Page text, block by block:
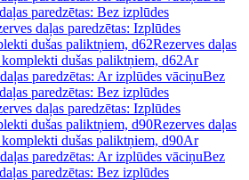
paredzētas: Bez izplūdes
daļas paredzētas: Izplūdes
dušas paliktņiem, d62Rezerves daļas
dušas paliktņiem, d62Ar
paredzētas: Ar izplūdes vāciņuBez
paredzētas: Bez izplūdes
daļas paredzētas: Izplūdes
dušas paliktņiem, d90Rezerves daļas
dušas paliktņiem, d90Ar
paredzētas: Ar izplūdes vāciņuBez
paredzētas: Bez izplūdes